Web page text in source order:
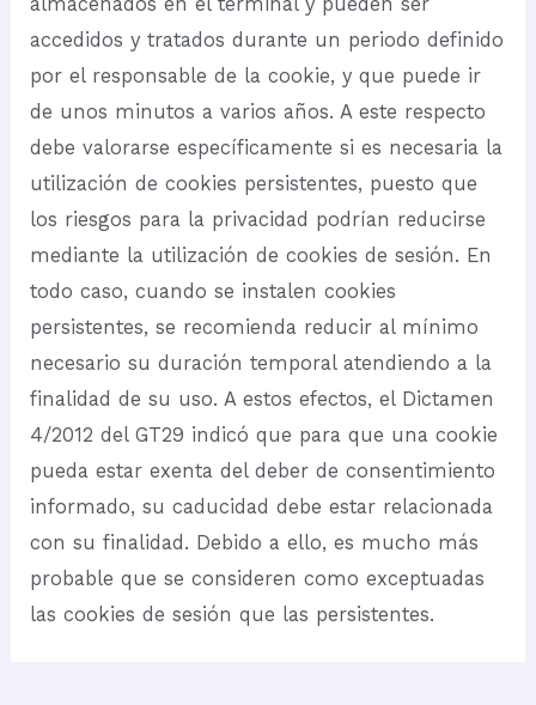
accedidos y tratados durante un periodo definido
por el responsable de la cookie, y que puede ir
de unos minutos a varios años. A este respecto
debe valorarse específicamente si es necesaria la
utilización de cookies persistentes, puesto que
los riesgos para la privacidad podrían reducirse
mediante la utilización de cookies de sesión. En
todo caso, cuando se instalen cookies
persistentes, se recomienda reducir al mínimo
necesario su duración temporal atendiendo a la
finalidad de su uso. A estos efectos, el Dictamen
4/2012 del GT29 indicó que para que una cookie
pueda estar exenta del deber de consentimiento
informado, su caducidad debe estar relacionada
con su finalidad. Debido a ello, es mucho más
probable que se consideren como exceptuadas
las cookies de sesión que las persistentes.